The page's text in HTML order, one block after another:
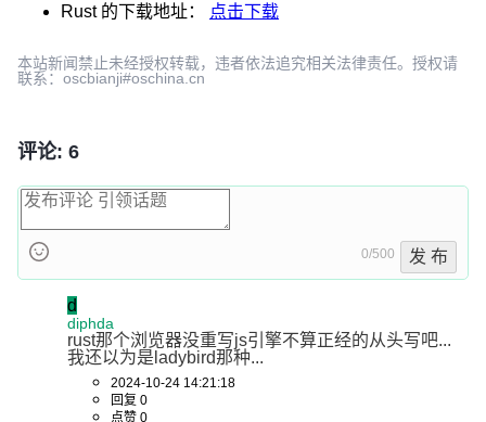
Rust的下载地址： 点击下载
本站新闻禁止未经授权转载，违者依法追究相关法律责任。授权请
联系：oscbianji#oschina.cn
评论: 6
0/500 发 布
d
diphda
rust那个浏览器没重写js引擎不算正经的从头写吧...
我还以为是ladybird那种...
2024-10-24 14:21:18
回复 0
点赞 0